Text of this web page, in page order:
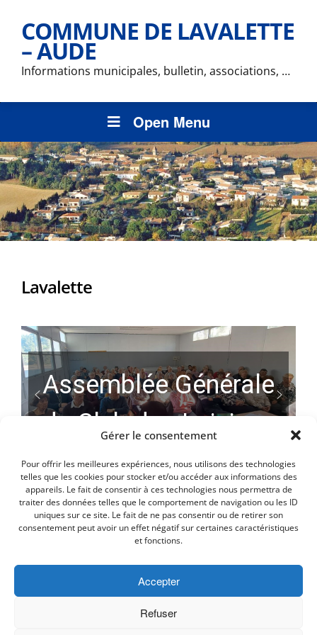
Gérer le consentement
Pour offrir les meilleures expériences, nous utilisons des technologies
telles que les cookies pour stocker et/ou accéder aux informations des
appareils. Le fait de consentir à ces technologies nous permettra de
traiter des données telles que le comportement de navigation ou les ID
uniques sur ce site. Le fait de ne pas consentir ou de retirer son
consentement peut avoir un effet négatif sur certaines caractéristiques
et fonctions.
Accepter
Refuser
COMMUNE DE LAVALETTE
– AUDE
Informations municipales, bulletin, associations, …
Open Menu
Lavalette
Assemblée Générale
du Club des Loisirs
PLAN D’ACCES